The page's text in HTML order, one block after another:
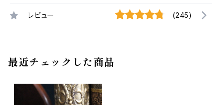
レビュー (245)
最近チェックした商品